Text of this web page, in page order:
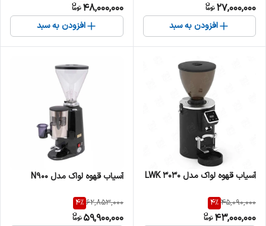
27,000,000
افزودن به سبد
48,000,000
افزودن به سبد
آسیاب قهوه لواک مدل LWK 3030
45,090,000
4%
43,000,000
آسیاب قهوه لواک مدل N900
62,853,000
4%
59,900,000